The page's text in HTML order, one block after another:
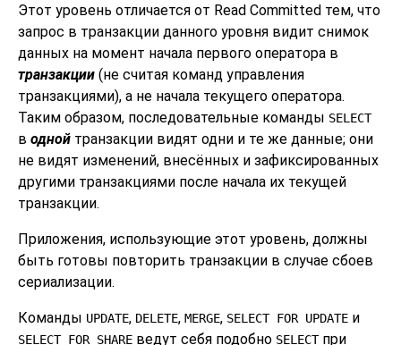
Этот уровень отличается от Read Committed тем, что
запрос в транзакции данного уровня видит снимок
данных на момент начала первого оператора в
транзакции (не считая команд управления
транзакциями), а не начала текущего оператора.
Таким образом, последовательные команды SELECT
в одной транзакции видят одни и те же данные; они
не видят изменений, внесённых и зафиксированных
другими транзакциями после начала их текущей
транзакции.
Приложения, использующие этот уровень, должны
быть готовы повторить транзакции в случае сбоев
сериализации.
Команды UPDATE, DELETE, MERGE, SELECT FOR UPDATE и
SELECT FOR SHARE ведут себя подобно SELECTпри